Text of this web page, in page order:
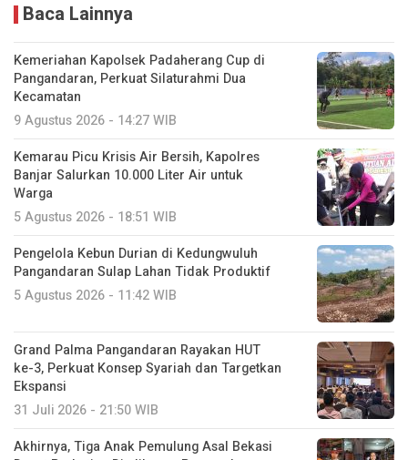
Baca Lainnya
Kemeriahan Kapolsek Padaherang Cup di
Pangandaran, Perkuat Silaturahmi Dua
Kecamatan
9 Agustus 2026 - 14:27 WIB
Kemarau Picu Krisis Air Bersih, Kapolres
Banjar Salurkan 10.000 Liter Air untuk
Warga
5 Agustus 2026 - 18:51 WIB
Pengelola Kebun Durian di Kedungwuluh
Pangandaran Sulap Lahan Tidak Produktif ‎
5 Agustus 2026 - 11:42 WIB
Grand Palma Pangandaran Rayakan HUT
ke-3, Perkuat Konsep Syariah dan Targetkan
Ekspansi
31 Juli 2026 - 21:50 WIB
Akhirnya, Tiga Anak Pemulung Asal Bekasi